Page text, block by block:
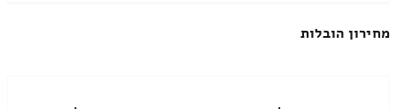
מחירון הובלות